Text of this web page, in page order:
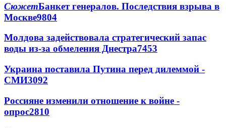
СюжетБанкет генералов. Последствия взрыва в
Москве9804
Молдова задействовала стратегический запас
воды из-за обмеления Днестра7453
Украина поставила Путина перед дилеммой -
СМИ3092
Россияне изменили отношение к войне -
опрос2810